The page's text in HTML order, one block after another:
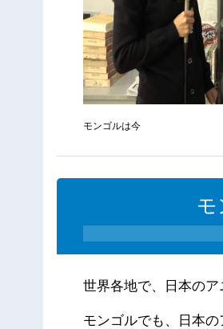
モンゴルは今
モ
世界各地で、日本のア
モンゴルでも、日本の